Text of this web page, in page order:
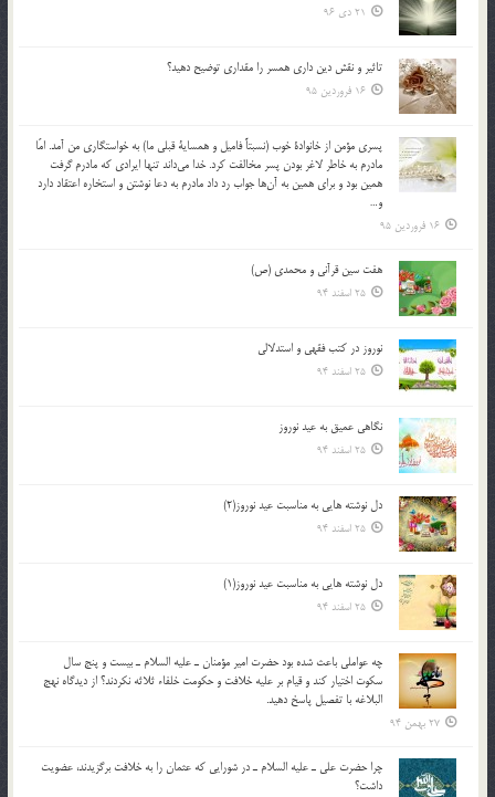
21 دی 96
تاثير و نقش دين داري همسر را مقداري توضيح دهيد؟
16 فروردین 95
پسري مؤمن از خانوادة خوب (نسبتاً فاميل و همساية قبلي ما) به خواستگاري من آمد. امّا
مادرم به خاطر لاغر بودن پسر مخالفت كرد. خدا مي‌داند تنها ايرادي كه مادرم گرفت
همين بود و براي همين به آن‌ها جواب رد داد مادرم به دعا نوشتن و استخاره اعتقاد دارد
و…
16 فروردین 95
هفت سین قرآنی و محمدی (ص)
25 اسفند 94
نوروز در كتب فقهى و استدلالى‏
25 اسفند 94
نگاهى عميق به عيد نوروز
25 اسفند 94
دل نوشته هایی به مناسبت عید نوروز(2)
25 اسفند 94
دل نوشته هایی به مناسبت عید نوروز(1)
25 اسفند 94
چه عواملي باعث شده بود حضرت امير مؤمنان ـ عليه السلام ـ بيست و پنج سال
سکوت اختيار کند و قيام بر عليه خلافت و حکومت خلفاء ثلاثه نکردند؟ از ديدگاه نهج
البلاغه با تفصيل پاسخ دهيد.
27 بهمن 94
چرا حضرت علي ـ عليه السلام ـ در شورايي كه عثمان را به خلافت برگزيدند، عضويت
داشت؟